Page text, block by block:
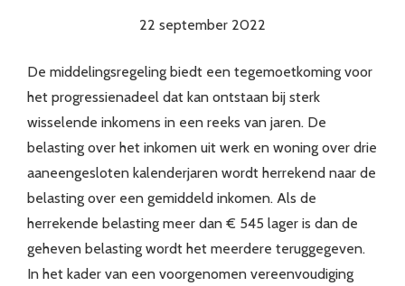
22 september 2022
De middelingsregeling biedt een tegemoetkoming voor
het progressienadeel dat kan ontstaan bij sterk
wisselende inkomens in een reeks van jaren. De
belasting over het inkomen uit werk en woning over drie
aaneengesloten kalenderjaren wordt herrekend naar de
belasting over een gemiddeld inkomen. Als de
herrekende belasting meer dan € 545 lager is dan de
geheven belasting wordt het meerdere teruggegeven.
In het kader van een voorgenomen vereenvoudiging